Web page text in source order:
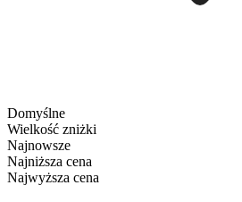
Domyślne
Wielkość zniżki
Najnowsze
Najniższa cena
Najwyższa cena